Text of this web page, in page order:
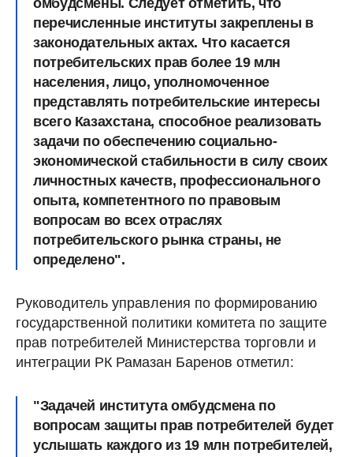
перечисленные институты закреплены в
законодательных актах. Что касается
потребительских прав более 19 млн
населения, лицо, уполномоченное
представлять потребительские интересы
всего Казахстана, способное реализовать
задачи по обеспечению социально-
экономической стабильности в силу своих
личностных качеств, профессионального
опыта, компетентного по правовым
вопросам во всех отраслях
потребительского рынка страны, не
определено".
Руководитель управления по формированию
государственной политики комитета по защите
прав потребителей Министерства торговли и
интеграции РК Рамазан Баренов отметил:
"Задачей института омбудсмена по
вопросам защиты прав потребителей будет
услышать каждого из 19 млн потребителей,